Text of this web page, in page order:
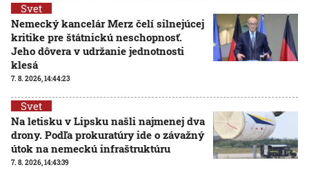
Svet
Nemecký kancelár Merz čelí silnejúcej
kritike pre štátnickú neschopnosť.
Jeho dôvera v udržanie jednotnosti
klesá
7. 8. 2026, 14:44:23
Svet
Na letisku v Lipsku našli najmenej dva
drony. Podľa prokuratúry ide o závažný
útok na nemeckú infraštruktúru
7. 8. 2026, 14:43:39